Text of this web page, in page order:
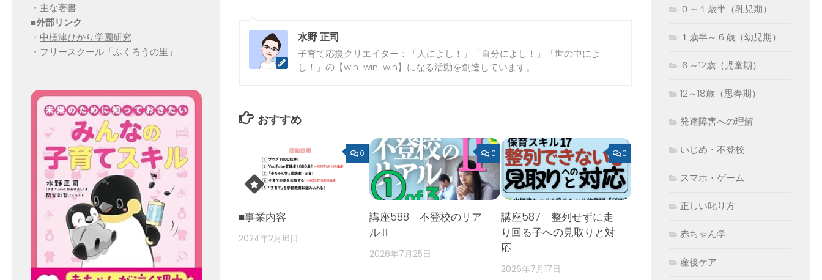
水野 正司
子育て応援クリエイター：「人によし！」「自分によし！」「世の中によ
し！」の【win-win-win】になる活動を創造しています。
おすすめ
0
■事業内容
2024年2月16日
0
講座588 不登校のリア
ルⅡ
2026年7月25日
0
講座587 整列せずに走
り回る子への見取りと対
応
2026年7月17日
・ 主な著書
■外部リンク
・ 中標津ひかり学園研究
・ フリースクール「ふくろうの里」
０～１歳半（乳児期）
１歳半～６歳（幼児期）
６～12歳（児童期）
12～18歳（思春期）
発達障害への理解
いじめ・不登校
スマホ・ゲーム
正しい叱り方
赤ちゃん学
産後ケア